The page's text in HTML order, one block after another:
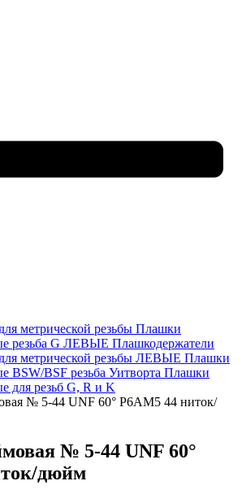
метрической резьбы Плашки
резьба G ЛЕВЫЕ Плашкодержатели
метрической резьбы ЛЕВЫЕ Плашки
BSW/BSF резьба Уитворта Плашки
для резьб G, R и K
№ 5-44 UNF 60° Р6АМ5 44 ниток/
№ 5-44 UNF 60°
дюйм